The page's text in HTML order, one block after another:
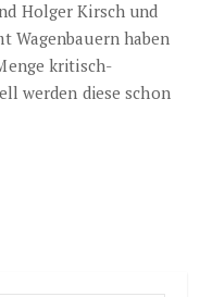
Holger Kirsch und
Wagenbauern haben
kritisch-
werden diese schon